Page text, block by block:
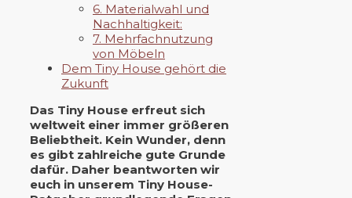
6. Materialwahl und
Nachhaltigkeit:
7. Mehrfachnutzung
von Möbeln
Dem Tiny House gehört die
Zukunft
Das Tiny House erfreut sich
weltweit einer immer größeren
Beliebtheit. Kein Wunder, denn
es gibt zahlreiche gute Grunde
dafür. Daher beantworten wir
euch in unserem Tiny House-